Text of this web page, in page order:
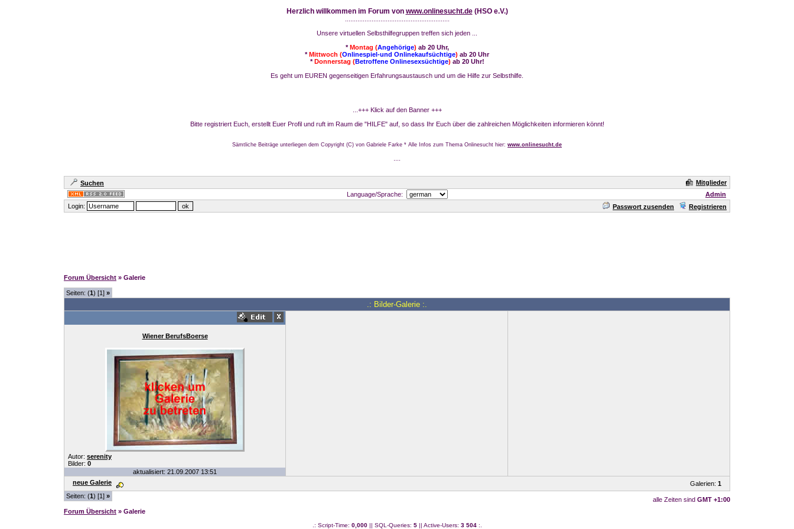
Herzlich willkommen im Forum von www.onlinesucht.de(HSO e.V.)
Unsere virtuellen Selbsthilfegruppen treffen sich jeden ...
*Montag (Angehörige) ab 20 Uhr,
*Mittwoch (Onlinespiel-und Onlinekaufsüchtige) ab 20 Uhr
*Donnerstag (Betroffene Onlinesexsüchtige) ab 20 Uhr!
Es geht um EUREN gegenseitigen Erfahrungsaustausch und um die Hilfe zur Selbsthilfe.
...+++ Klick auf den Banner +++
Bitte registriert Euch, erstellt Euer Profil und ruft im Raum die "HILFE" auf, so dass Ihr Euch über die zahlreichen Möglichkeiten informieren könnt!
Sämtliche Beiträge unterliegen dem Copyright (C) von Gabriele Farke * Alle Infos zum Thema Onlinesucht hier: www.onlinesucht.de
Suchen
Mitglieder
Language/Sprache:
Admin
Login:
Passwort zusenden Registrieren
Forum Übersicht » Galerie
Seiten: (1) [1] »
.: Bilder-Galerie :.
Wiener BerufsBoerse
Autor: serenity
Bilder: 0
aktualisiert: 21.09.2007 13:51
neue Galerie
Galerien: 1
Seiten: (1) [1] » alle Zeiten sind GMT +1:00
Forum Übersicht » Galerie
.: Script-Time: 0,000|| SQL-Queries: 5|| Active-Users: 3 504:.